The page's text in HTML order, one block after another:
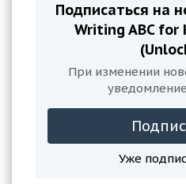
Подписаться на
Writing ABC for
При изменении
Уже